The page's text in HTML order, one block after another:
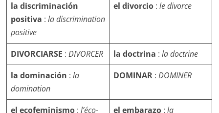
la discriminación
positiva :la discrimination
positive
el divorcio :le divorce
DIVORCIARSE :DIVORCER la doctrina :la doctrine
la dominación :la
domination
DOMINAR :DOMINER
el ecofeminismo :l’éco-
el embarazo :la